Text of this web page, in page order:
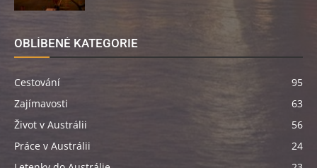
OBLÍBENÉ KATEGORIE
Cestování
95
Zajímavosti
63
Život v Austrálii
56
Práce v Austrálii
24